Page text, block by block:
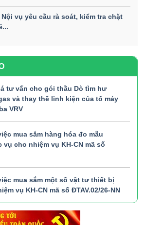
Nội vụ yêu cầu rà soát, kiểm tra chặt
tư vấn cho gói thầu Dò tìm hư
và thay thế linh kiện của tổ máy
VRV
mua sắm hàng hóa đo mẫu
cho nhiệm vụ KH-CN mã số
mua sắm một số vật tư thiết bị
vụ KH-CN mã số ĐTAV.02/26-NN